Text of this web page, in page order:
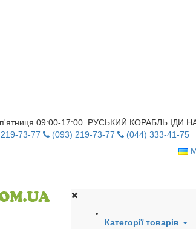
09:00-17:00. РУСЬКИЙ КОРАБЛЬ ІДИ
73-77 (093) 219-73-77
(044) 333-41-75
Категорії товарів